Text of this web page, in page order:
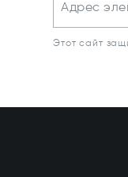
Адрес
Этот сайт